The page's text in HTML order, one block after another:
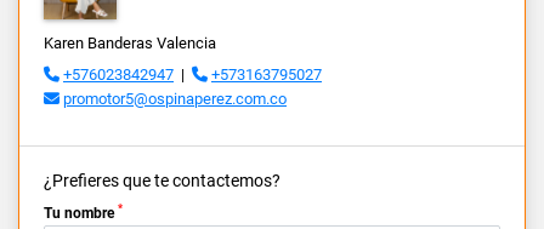
Karen Banderas Valencia
+576023842947 |
+573163795027
promotor5@ospinaperez.com.co
¿Prefieres que te contactemos?
Tu nombre *